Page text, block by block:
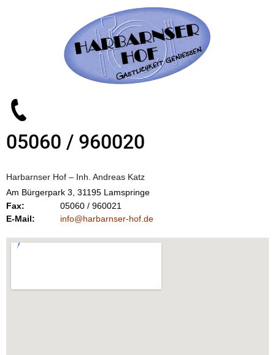
05060 / 960020
Harbarnser Hof – Inh. Andreas Katz
Am Bürgerpark 3, 31195 Lamspringe
Fax:
05060 / 960021
E-Mail:
info@harbarnser-hof.de